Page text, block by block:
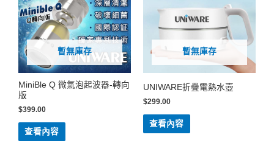
暫無庫存
MiniBle Q 微氣泡起波器-轉向
版
$399.00
查看內容
暫無庫存
UNIWARE折疊電熱水壺
$299.00
查看內容